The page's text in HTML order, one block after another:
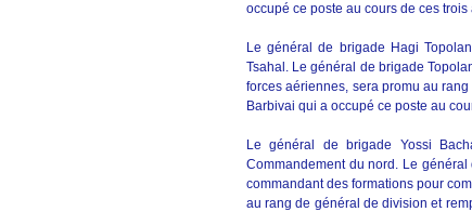
occupé ce poste au cours de ces
Le général de brigade Hagi
Tsahal. Le général de brigade
forces aériennes, sera promu au
Barbivai qui a occupé ce poste au
Le général de brigade Yossi
Commandement du nord. Le
commandant des formations pour
au rang de général de division et